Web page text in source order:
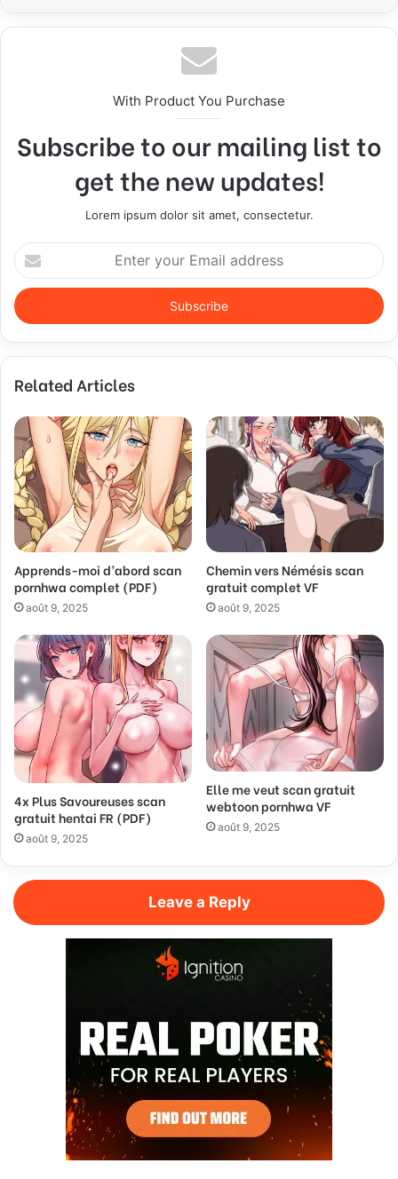
With Product You Purchase
Subscribe to our mailing list to
get the new updates!
Lorem ipsum dolor sit amet, consectetur.
E
n
e
y
u
E
m
a
i
l
a
d
r
e
s
Related Articles
Apprends-moi d’abord scan
pornhwa complet (PDF)
août 9, 2025
Chemin vers Némésis scan
gratuit complet VF
août 9, 2025
4x Plus Savoureuses scan
gratuit hentai FR (PDF)
août 9, 2025
Elle me veut scan gratuit
webtoon pornhwa VF
août 9, 2025
Leave a Reply